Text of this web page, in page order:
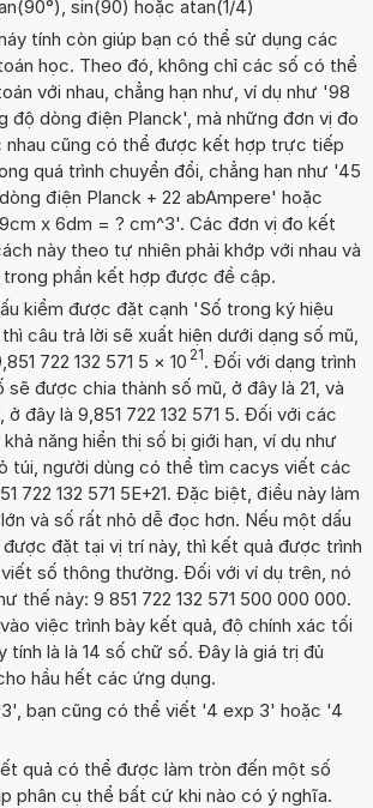
sin(90) hoặc atan(1/4)
tính còn giúp bạn có thể sử dụng các
học. Theo đó, không chỉ các số có thể
với nhau, chẳng hạn như, ví dụ như '98
độ dòng điện Planck', mà những đơn vị đo
nhau cũng có thể được kết hợp trực tiếp
quá trình chuyển đổi, chẳng hạn như '45
điện Planck + 22 abAmpere' hoặc
x 6dm = ? cm^3'. Các đơn vị đo kết
này theo tự nhiên phải khớp với nhau và
phần kết hợp được đề cập.
kiểm được đặt cạnh 'Số trong ký hiệu
câu trả lời sẽ xuất hiện dưới dạng số mũ,
722 132 571 5 × 10 21. Đối với dạng trình
sẽ được chia thành số mũ, ở đây là 21, và
đây là 9,851 722 132 571 5. Đối với các
năng hiển thị số bị giới hạn, ví dụ như
túi, người dùng có thể tìm cacys viết các
722 132 571 5E+21. Đặc biệt, điều này làm
và số rất nhỏ dễ đọc hơn. Nếu một dấu
đặt tại vị trí này, thì kết quả được trình
số thông thường. Đối với ví dụ trên, nó
thế này: 9 851 722 132 571 500 000 000.
việc trình bày kết quả, độ chính xác tối
tính là là 14 số chữ số. Đây là giá trị đủ
hầu hết các ứng dụng.
bạn cũng có thể viết '4 exp 3' hoặc '4
quả có thể được làm tròn đến một số
phân cụ thể bất cứ khi nào có ý nghĩa.